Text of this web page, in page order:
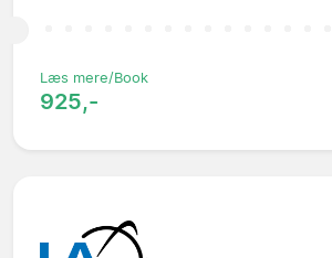
Læs mere/Book
925,-